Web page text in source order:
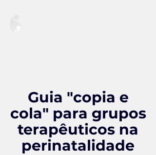
Guia "copia e
cola" para grupos
terapêuticos na
perinatalidade